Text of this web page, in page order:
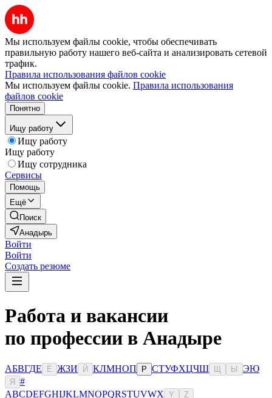
Мы используем файлы cookie, чтобы обеспечивать
правильную работу нашего веб-сайта и анализировать сетевой
трафик.
Правила использования файлов cookie
Мы используем файлы cookie. Правила использования
файлов cookie
Понятно
Ищу работу
Ищу работу
Ищу работу
Ищу сотрудника
Сервисы
Помощь
Ещё
Поиск
Анадырь
Войти
Войти
Создать резюме
Работа и вакансии
по профессии в Анадыре
АБВГДЕ Ё ЖЗИ Й КЛМНОП Р СТУФХЦЧШ Ы ЭЮ
Я
#
ABCDEFGHIJKLMNOPQRSTUVWX Y Z